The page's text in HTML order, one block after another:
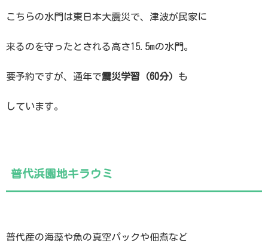
こちらの水門は東日本大震災で、津波が民家に
来るのを守ったとされる高さ15.5mの水門。
要予約ですが、通年で震災学習（60分） も
しています。
普代浜園地キラウミ
普代産の海藻や魚の真空パックや佃煮など